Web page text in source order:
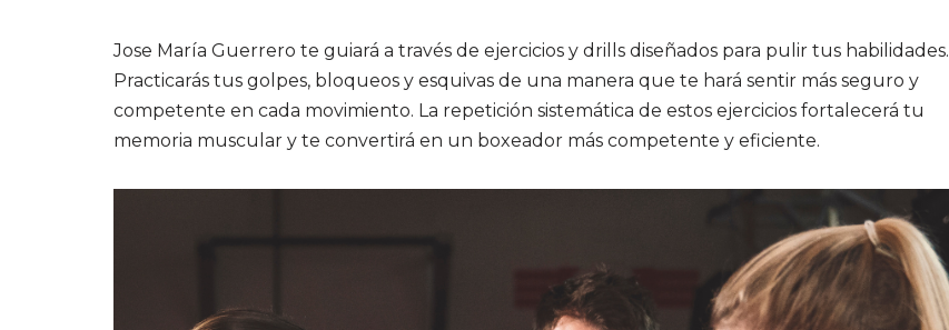
Jose María Guerrero te guiará a través de ejercicios y drills diseñados para pulir tus habilidades.
Practicarás tus golpes, bloqueos y esquivas de una manera que te hará sentir más seguro y
competente en cada movimiento. La repetición sistemática de estos ejercicios fortalecerá tu
memoria muscular y te convertirá en un boxeador más competente y eficiente.